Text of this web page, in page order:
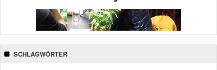
SCHLAGWÖRTER